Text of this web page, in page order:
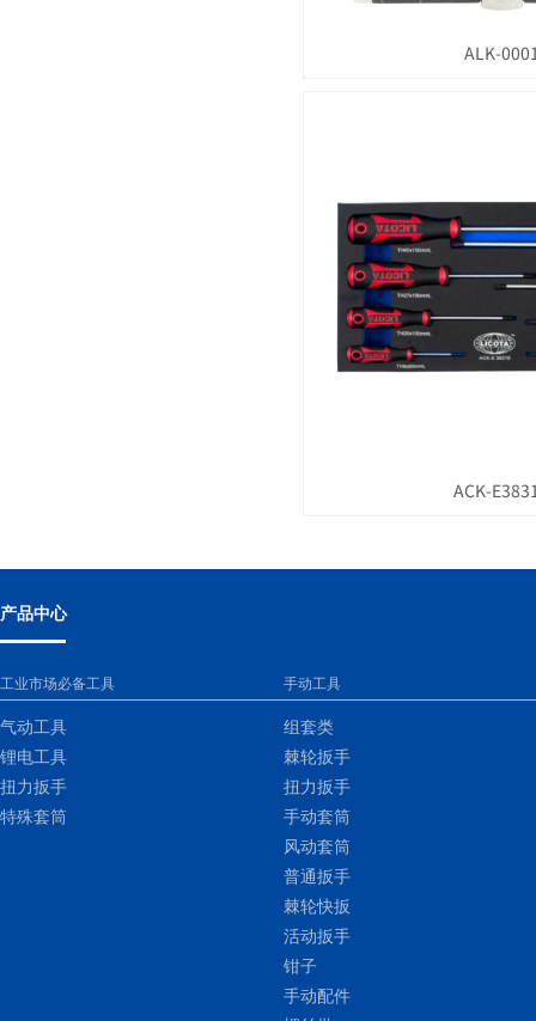
ALK-
ACK-
产品中心
工业市场必备工具
气动工具
锂电工具
扭力扳手
特殊套筒
手动工具
组套类
棘轮扳手
扭力扳手
手动套筒
风动套筒
普通扳手
棘轮快扳
活动扳手
钳子
手动配件